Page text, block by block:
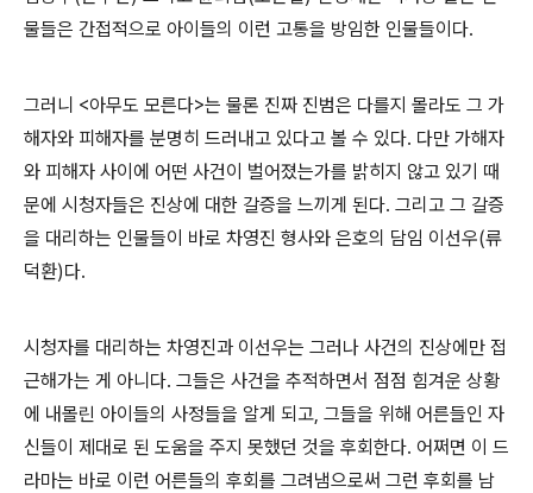
물들은 간접적으로 아이들의 이런 고통을 방임한 인물들이다.
그러니 <아무도 모른다>는 물론 진짜 진범은 다를지 몰라도 그 가
해자와 피해자를 분명히 드러내고 있다고 볼 수 있다. 다만 가해자
와 피해자 사이에 어떤 사건이 벌어졌는가를 밝히지 않고 있기 때
문에 시청자들은 진상에 대한 갈증을 느끼게 된다. 그리고 그 갈증
을 대리하는 인물들이 바로 차영진 형사와 은호의 담임 이선우(류
덕환)다.
시청자를 대리하는 차영진과 이선우는 그러나 사건의 진상에만 접
근해가는 게 아니다. 그들은 사건을 추적하면서 점점 힘겨운 상황
에 내몰린 아이들의 사정들을 알게 되고, 그들을 위해 어른들인 자
신들이 제대로 된 도움을 주지 못했던 것을 후회한다. 어쩌면 이 드
라마는 바로 이런 어른들의 후회를 그려냄으로써 그런 후회를 남